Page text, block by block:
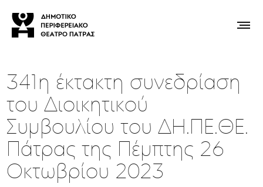
341η έκτακτη συνεδρίαση
του Διοικητικού
Συμβουλίου του ΔΗ.ΠΕ.ΘΕ.
Πάτρας της Πέμπτης 26
Οκτωβρίου 2023